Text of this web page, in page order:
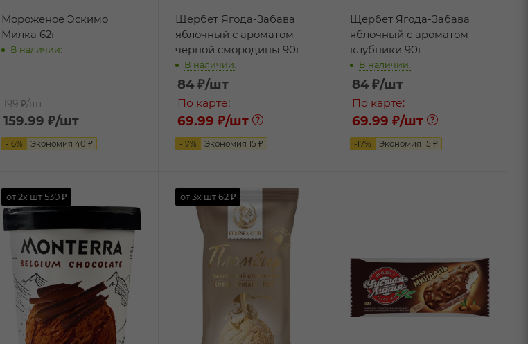
Мороженое Эскимо
Милка 62г
В наличии:
199 ₽/шт
159.99 ₽/шт
-16% Экономия 40 ₽
Щербет Ягода-Забава
яблочный с ароматом
черной смородины 90г
В наличии:
84 ₽/шт
По карте:
69.99 ₽/шт
-17% Экономия 15 ₽
Щербет Ягода-Забава
яблочный с ароматом
клубники 90г
В наличии:
84₽/шт
По карте:
69.99 ₽/шт
-17% Экономия 15 ₽
от 2х шт 530 ₽ от 3х шт 62 ₽